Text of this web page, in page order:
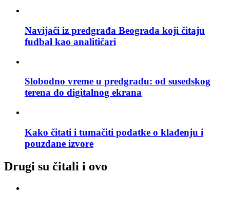
Navijači iz predgrađa Beograda koji čitaju
fudbal kao analitičari
Slobodno vreme u predgrađu: od susedskog
terena do digitalnog ekrana
Kako čitati i tumačiti podatke o klađenju i
pouzdane izvore
Drugi su čitali i ovo